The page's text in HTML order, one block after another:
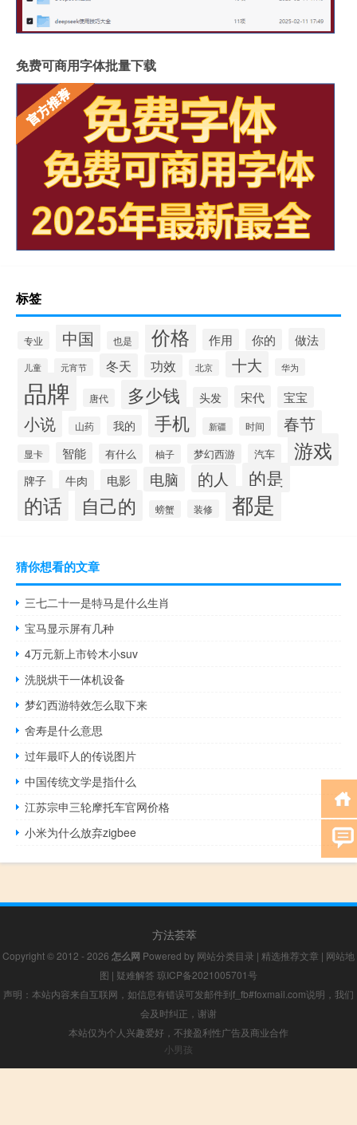
免费可商用字体批量下载
标签
专业 中国 也是 价格 作用 你的 做法
儿童 元宵节 冬天 功效 北京 十大 华为
品牌 唐代 多少钱 头发 宋代 宝宝
小说 山药 我的 手机 新疆 时间 春节
显卡 智能 有什么 柚子 梦幻西游 汽车 游戏
牌子 牛肉 电影 电脑 的人 的是
的话 自己的 螃蟹 装修 都是
猜你想看的文章
三七二十一是特马是什么生肖
宝马显示屏有几种
4万元新上市铃木小suv
洗脱烘干一体机设备
梦幻西游特效怎么取下来
舍寿是什么意思
过年最吓人的传说图片
中国传统文学是指什么
江苏宗申三轮摩托车官网价格
小米为什么放弃zigbee
方法荟萃
Copyright © 2012 - 2026 怎么网 Powered by 网站分类目录 | 精选推荐文章 | 网站地
图 | 疑难解答 琼ICP备2021005701号
声明：本站内容来自互联网，如信息有错误可发邮件到f_fb#foxmail.com说明，我们
会及时纠正，谢谢
本站仅为个人兴趣爱好，不接盈利性广告及商业合作
小男孩